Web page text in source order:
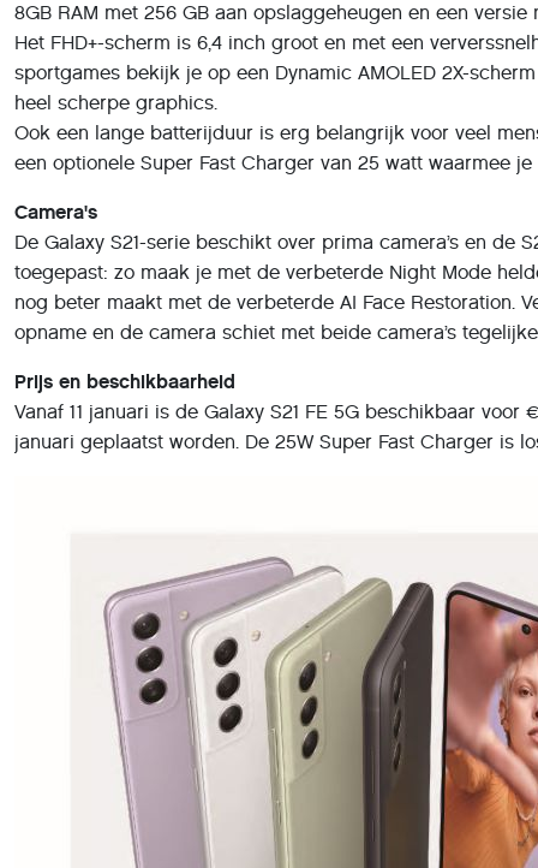
8GB RAM met 256 GB aan opslaggeheugen en een versie
Het FHD+-scherm is 6,4 inch groot en met een
sportgames bekijk je op een Dynamic AMOLED 2X-
heel scherpe graphics.
Ook een lange batterijduur is erg belangrijk voor veel
een optionele Super Fast Charger van 25 watt waarmee
Camera's
De Galaxy S21-serie beschikt over prima camera’s en de
toegepast: zo maak je met de verbeterde Night Mode
nog beter maakt met de verbeterde AI Face Restoration.
opname en de camera schiet met beide camera’s
Prijs en beschikbaarheid
Vanaf 11 januari is de Galaxy S21 FE 5G beschikbaar voor
januari geplaatst worden. De 25W Super Fast Charger is